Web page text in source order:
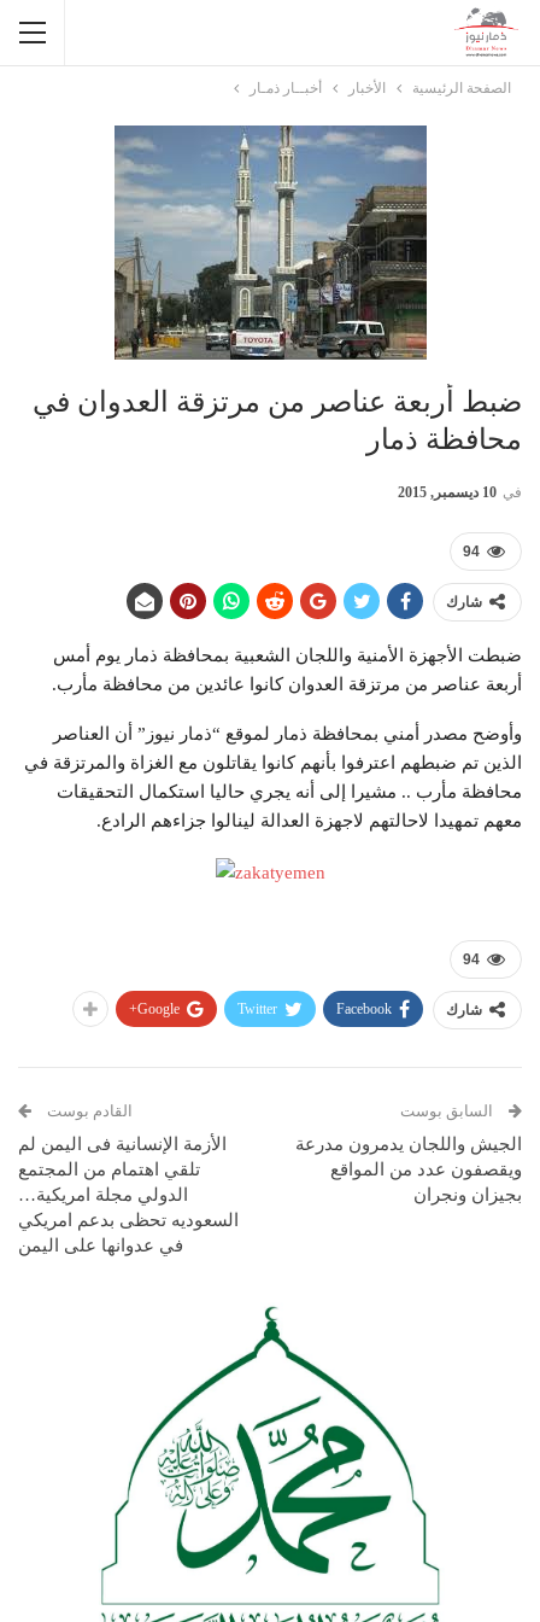
الصفحة الرئيسية الأخبار أخبــار ذمـار
ضبط أربعة عناصر من مرتزقة العدوان في
محافظة ذمار
في 10 ديسمبر, 2015
94
شارك
ضبطت الأجهزة الأمنية واللجان الشعبية بمحافظة ذمار يوم أمس
أربعة عناصر من مرتزقة العدوان كانوا عائدين من محافظة مأرب.
وأوضح مصدر أمني بمحافظة ذمار لموقع “ذمار نيوز” أن العناصر
الذين تم ضبطهم اعترفوا بأنهم كانوا يقاتلون مع الغزاة والمرتزقة في
محافظة مأرب .. مشيرا إلى أنه يجري حاليا استكمال التحقيقات
معهم تمهيدا لاحالتهم ﻻجهزة العدالة لينالوا جزاءهم الرادع.
94
شارك Facebook
Twitter
Google+
السابق بوست
الجيش واللجان يدمرون مدرعة
ويقصفون عدد من المواقع
بجيزان ونجران
القادم بوست
الأزمة الإنسانیة فی الیمن لم
تلقي اهتمام من المجتمع
الدولي مجلة امريكية…
السعوديه تحظى بدعم امريكي
في عدوانها على اليمن